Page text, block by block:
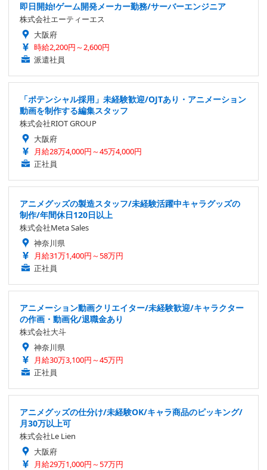
即日開始!ゲーム開発メーカー勤務/サーバーエンジニア
株式会社エーティーエス
大阪府
時給2,200円～2,600円
派遣社員
「ポテンシャル採用」未経験歓迎/OJTあり・アニメーション
動画を制作する編集スタッフ
株式会社RIOT GROUP
大阪府
月給28万4,000円～45万4,000円
正社員
アニメグッズの製造スタッフ/未経験活躍中キャラグッズの
制作/年間休日120日以上
株式会社Meta Sales
神奈川県
月給31万1,400円～58万円
正社員
アニメーション動画クリエイター/未経験歓迎/キャラクター
の作画・動画化/退職金あり
株式会社大斗
神奈川県
月給30万3,100円～45万円
正社員
アニメグッズの仕分け/未経験OK/キャラ商品のピッキング/
月30万以上可
株式会社Le Lien
大阪府
月給29万1,000円～57万円